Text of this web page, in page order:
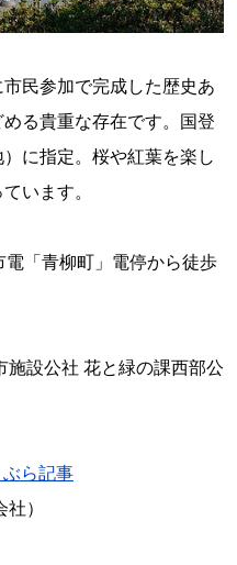
民参加で完成した歴史あ
る貴重な存在です。国登
に指定。桜や紅葉を楽し
います。
電「青柳町」電停から徒歩
設公社 花と緑の課西部公
ら記事
）